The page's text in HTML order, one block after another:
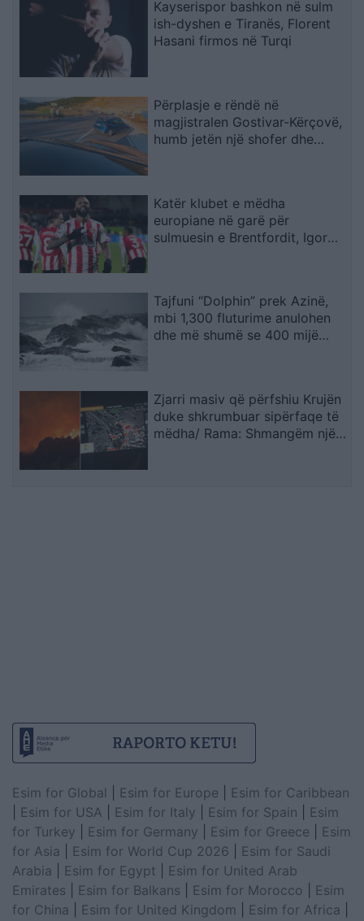
Kayserispor bashkon në sulm
ish-dyshen e Tiranës, Florent
Hasani firmos në Turqi
Përplasje e rëndë në
magjistralen Gostivar-Kërçovë,
humb jetën një shofer dhe
Katër klubet e mëdha
europiane në garë për
sulmuesin e Brentfordit, Igor
Tajfuni “Dolphin” prek Azinë,
mbi 1,300 fluturime anulohen
dhe më shumë se 400 mijë
Zjarri masiv që përfshiu Krujën
duke shkrumbuar sipërfaqe të
mëdha/ Rama: Shmangëm një
Esim for Global Esim for Europe
Esim for Caribbean
Esim for USA Esim for Italy Esim for Spain
Esim
for Turkey
Esim for Germany Esim for Greece
Esim
for Asia
Esim for World Cup 2026
Esim for Saudi
Arabia
Esim for Egypt
Esim for United Arab
Emirates
Esim for Balkans Esim for Morocco
Esim
for China
Esim for United Kingdom Esim for Africa